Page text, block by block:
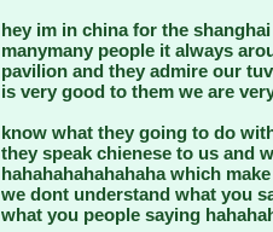
hey im in china for the
manymany people it always
pavilion and they admire our
is very good to them we are
know what they going to do
they speak chienese to us and
hahahahahahahaha which
we dont understand what you
what you people saying